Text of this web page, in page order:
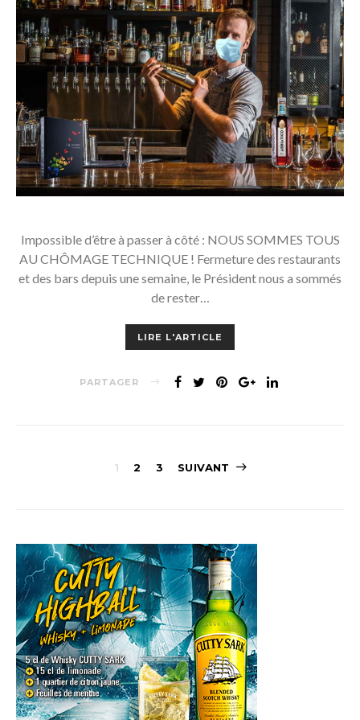
Impossible d’être à passer à côté : NOUS SOMMES TOUS
AU CHÔMAGE TECHNIQUE ! Fermeture des restaurants
et des bars depuis une semaine, le Président nous a sommés
de rester…
LIRE L'ARTICLE
PARTAGER
Navigation
1 2 3 SUIVANT